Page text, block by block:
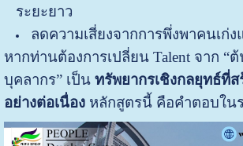
ระยะยาว
ลดความเสี่ยงจากการพึ่งพาคนเก่
หากท่านต้องการเปลี่ยน Talent จาก “
บุคลากร” เป็น ทรัพยากรเชิงกลยุทธ์ที่ส
อย่างต่อเนื่อง หลักสูตรนี้ คือคำตอบใน